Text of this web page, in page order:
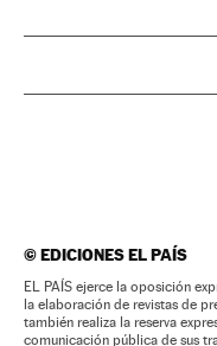
©EDICIONES EL PAÍS
EL PAÍS ejerce la oposición
la elaboración de revistas de
también realiza la reserva
comunicación pública de sus